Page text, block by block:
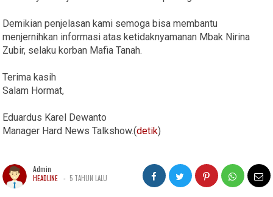
Demikian penjelasan kami semoga bisa membantu
menjernihkan informasi atas ketidaknyamanan Mbak Nirina
Zubir, selaku korban Mafia Tanah.
Terima kasih
Salam Hormat,
Eduardus Karel Dewanto
Manager Hard News Talkshow.(detik)
Admin
HEADLINE - 5 TAHUN LALU